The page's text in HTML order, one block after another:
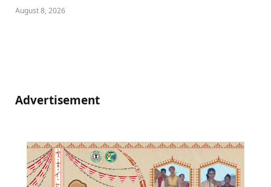
August 8, 2026
Advertisement